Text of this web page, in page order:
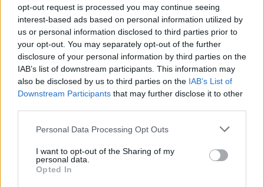
opt-out request is processed you may continue seeing
interest-based ads based on personal information utilized by
us or personal information disclosed to third parties prior to
your opt-out. You may separately opt-out of the further
disclosure of your personal information by third parties on the
IAB’s list of downstream participants. This information may
also be disclosed by us to third parties on the IAB’s List of
Downstream Participants that may further disclose it to other
Personal Data Processing Opt Outs
I want to opt-out of the Sharing of my
personal data.
Opted In
Tillandsie z Botanické zahrady v Liberci přibyly na
seznam národní sbírky
5.7.2026 00:35 | LIBEREC ( ČTK)
Tillandsie z Botanické zahrady
v Liberci přibyly na seznam
národní sbírky, který od roku
2023 vytváří Unie botanických
zahrad ČR. O jejich zařazení
rozhodli na začátku června kurátoři národní sbírky, informovala
národním seznamu má liberecká zahrada už z minulého roku také
Zemědělci v západním Japonsku zahájili tradiční